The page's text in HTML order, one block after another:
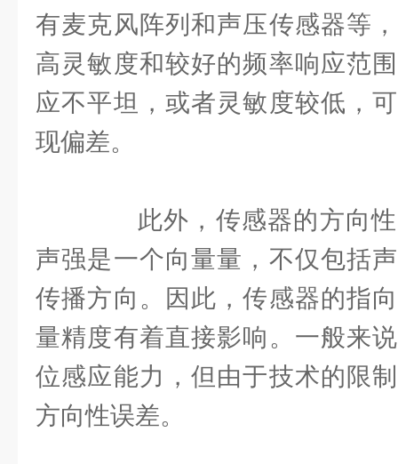
有麦克风阵列和声压传感器等
高灵敏度和较好的频率响应范
应不平坦，或者灵敏度较低，
现偏差。
此外，传感器的方向性
声强是一个向量量，不仅包括
传播方向。因此，传感器的指
量精度有着直接影响。一般来
位感应能力，但由于技术的限
方向性误差。